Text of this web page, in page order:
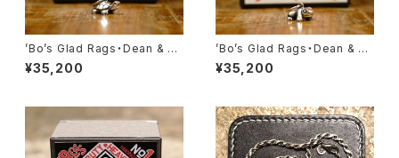
’Bo’s Glad Rags・Dean & C
ody’s Traveler’s Charm Pu
eblo Crafts Figured Sterlin
3《Terrapin》・【Lot#A24-0
¥35,200
’Bo’s Glad Rags・Dean & C
ody’s Traveler’s Charm Pu
eblo Crafts Figured Sterlin
4《Toad》・【Lot#A24-03】
¥35,200